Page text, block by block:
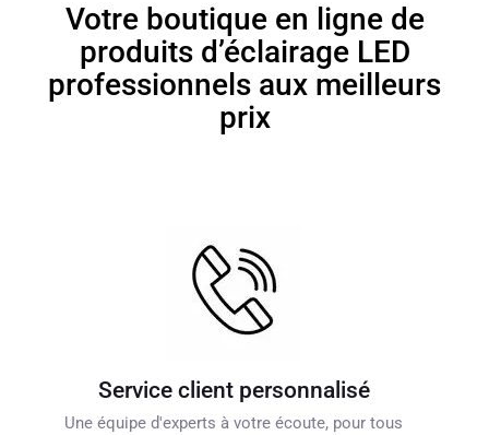
Votre boutique en ligne de
produits d’éclairage LED
professionnels aux meilleurs
prix
Service client personnalisé
Une équipe d'experts à votre écoute, pour tous